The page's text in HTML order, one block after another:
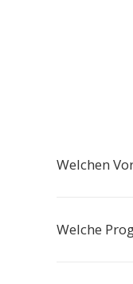
Welchen
Welche